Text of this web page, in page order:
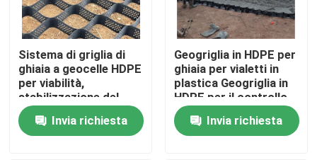
Casa
Sistema di griglia di
ghiaia a geocelle HDPE
per viabilità,
stabilizzazione del
terreno, protezione
dei pendii e rinforzo
delle pareti di
Invia richiesta
Geogriglia in HDPE per
ghiaia per vialetti in
plastica Geogriglia in
HDPE per il controllo
del suolo stradale per
il rinforzo stradale
Protezione delle
Invia richiesta